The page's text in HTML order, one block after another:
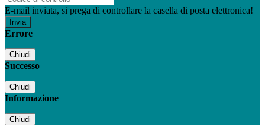
E-mail inviata, si prega di controllare la casella di posta elettronica!
Errore
Chiudi
Successo
Chiudi
Informazione
Chiudi